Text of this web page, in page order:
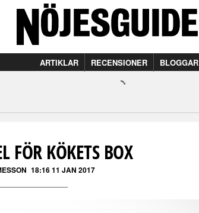
ARTIKLAR RECENSIONER BLOGGAR
FÖR KÖKETS BOX
18:16 11 JAN 2017